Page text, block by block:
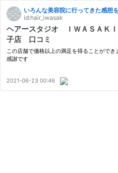
いろんな美容院に行ってきた感想
id:hair_iwasak
ヘアースタジオ ＩＷＡＳＡ
子店 口コミ
この店舗で価格以上の満足を得ることができ
感謝です
2021-06-23 00:46